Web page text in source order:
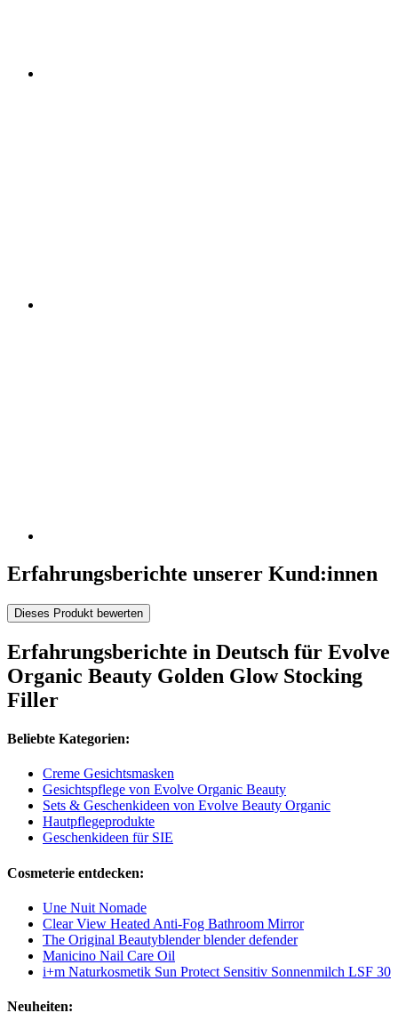
Erfahrungsberichte unserer Kund:innen
Dieses Produkt bewerten
Erfahrungsberichte in Deutsch für Evolve
Organic Beauty Golden Glow Stocking
Filler
Beliebte Kategorien:
Creme Gesichtsmasken
Gesichtspflege von Evolve Organic Beauty
Sets & Geschenkideen von Evolve Beauty Organic
Hautpflegeprodukte
Geschenkideen für SIE
Cosmeterie entdecken:
Une Nuit Nomade
Clear View Heated Anti-Fog Bathroom Mirror
The Original Beautyblender blender defender
Manicino Nail Care Oil
i+m Naturkosmetik Sun Protect Sensitiv Sonnenmilch LSF 30
Neuheiten: